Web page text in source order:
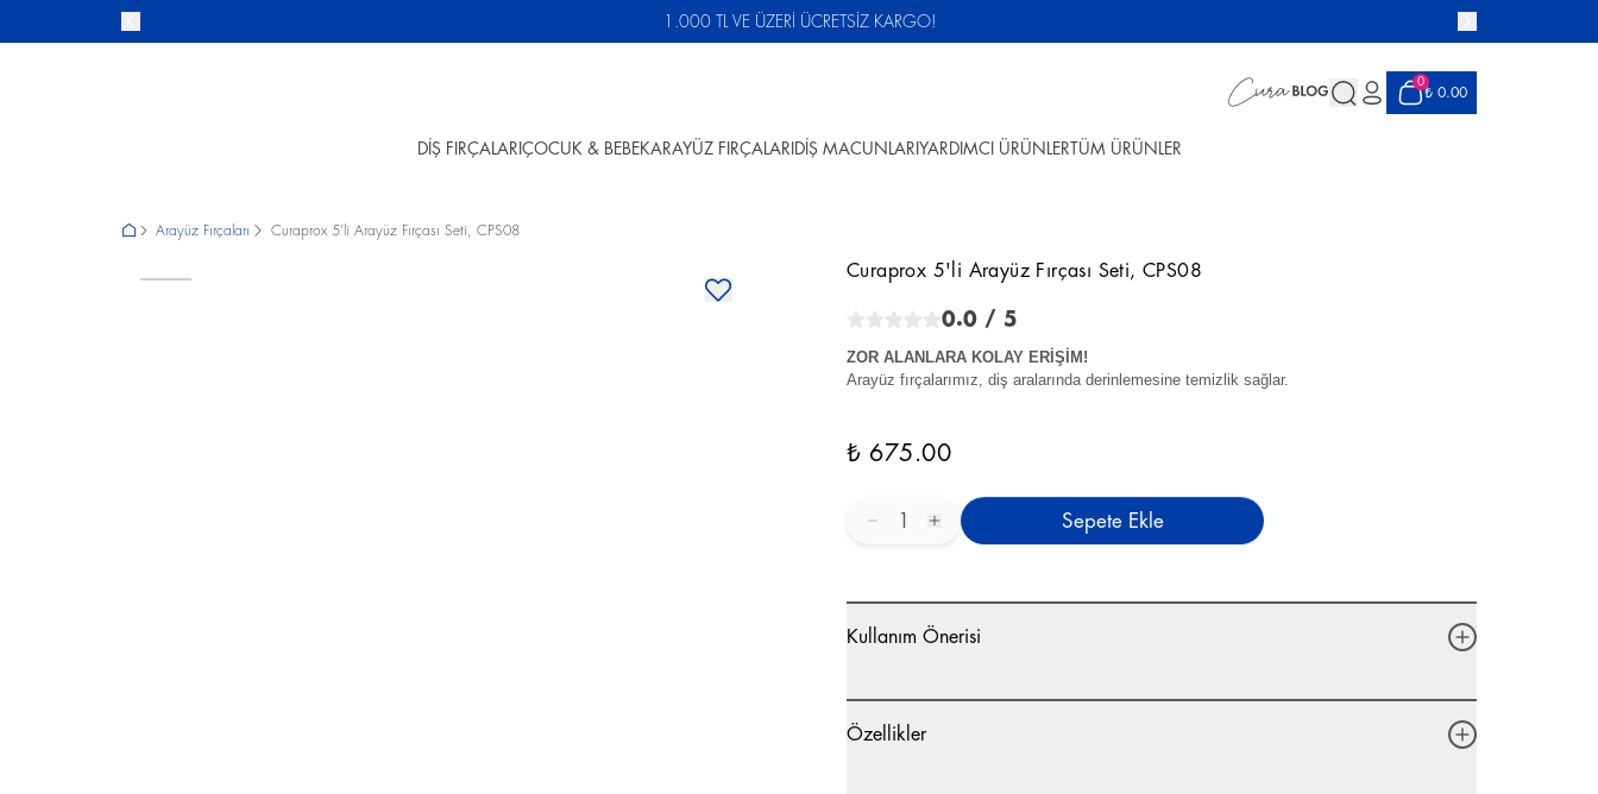
1.000 TL VE ÜZERİ ÜCRETSİZ KARGO!
DİŞ FIRÇALARI ÇOCUK & BEBEKARAYÜZ FIRÇALARI DİŞ MACUNLARI YARDIMCI ÜRÜNLER TÜM ÜRÜNLER
0
₺ 0.00
Arayüz Fırçaları Curaprox 5'li Arayüz Fırçası Seti, CPS08
Curaprox 5'li Arayüz Fırçası Seti, CPS08
0.0 / 5
ZOR ALANLARA KOLAY ERİŞİM!
Arayüz fırçalarımız, diş aralarında derinlemesine temizlik sağlar.
₺ 675.00
1 Sepete Ekle
Kullanım Önerisi
Özellikler